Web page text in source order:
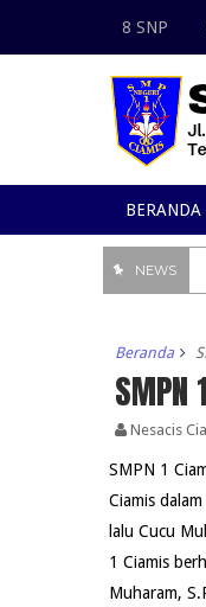
8 SNP
BERANDA
NEWS
Beranda
SMPN
Nesacis
SMPN 1
Ciamis
lalu Cucu
1 Ciamis
Muharam,